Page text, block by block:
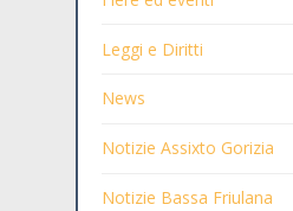
Leggi e Diritti
News
Notizie Assixto Gorizia
Notizie Bassa Friulana